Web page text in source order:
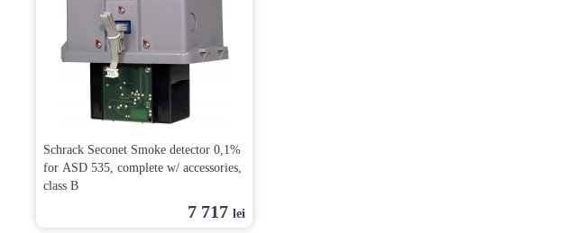
Schrack Seconet Smoke detector 0,1%
for ASD 535, complete w/ accessories,
class B
7 717 lei